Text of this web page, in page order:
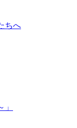
ちへ